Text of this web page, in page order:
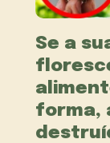
Se a
forma,